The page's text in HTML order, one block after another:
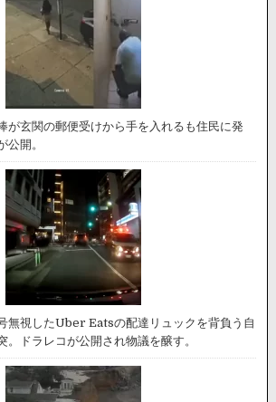
が玄関の郵便受けから手を入れるも住民に発
公開。
無視したUber Eatsの配達リュックを背負う自
。ドラレコが公開され物議を醸す。